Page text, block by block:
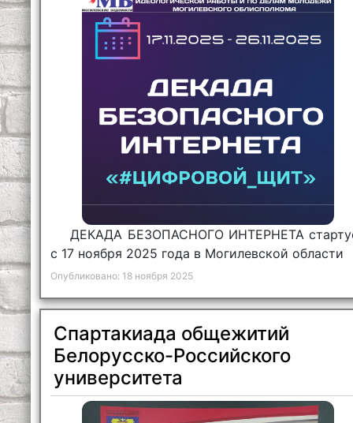
ДЕКАДА БЕЗОПАСНОГО ИНТЕРНЕТА
с 17 ноября 2025 года в Могилевской области
Опубликовано: 18 ноября 2025
Спартакиада общежитий
Белорусско-Российского
университета